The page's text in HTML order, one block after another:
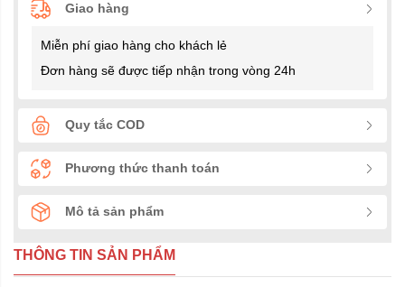
Giao hàng
Miễn phí giao hàng cho khách lẻ
Đơn hàng sẽ được tiếp nhận trong vòng 24h
Quy tắc COD
Phương thức thanh toán
Mô tả sản phẩm
THÔNG TIN SẢN PHẨM